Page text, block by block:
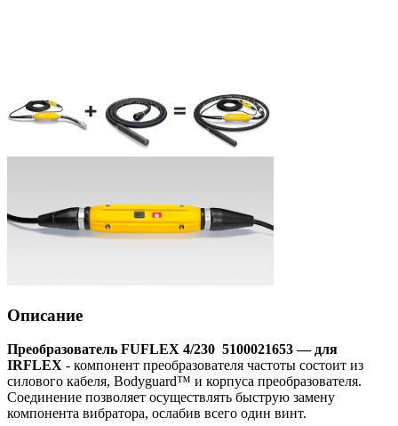
Описание
Преобразователь FUFLEX 4/230 5100021653 — для
IRFLEX - компонент преобразователя частоты состоит из
силового кабеля, Bodyguard™ и корпуса преобразователя.
Соединение позволяет осуществлять быструю замену
компонента вибратора, ослабив всего один винт.